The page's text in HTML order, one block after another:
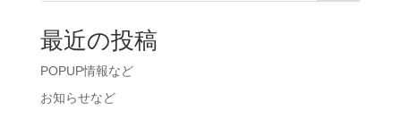
最近の投稿
POPUP情報など
お知らせなど